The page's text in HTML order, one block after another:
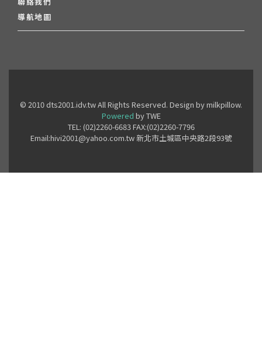
導航地圖
© 2010 dts2001.idv.tw All Rights Reserved. Design by milkpillow.
Powered by TWE
TEL: (02)2260-6683 FAX:(02)2260-7796
Email:hivi2001@yahoo.com.tw 新北市土城區中央路2段93號